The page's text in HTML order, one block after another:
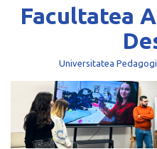
Facultatea
Universitatea